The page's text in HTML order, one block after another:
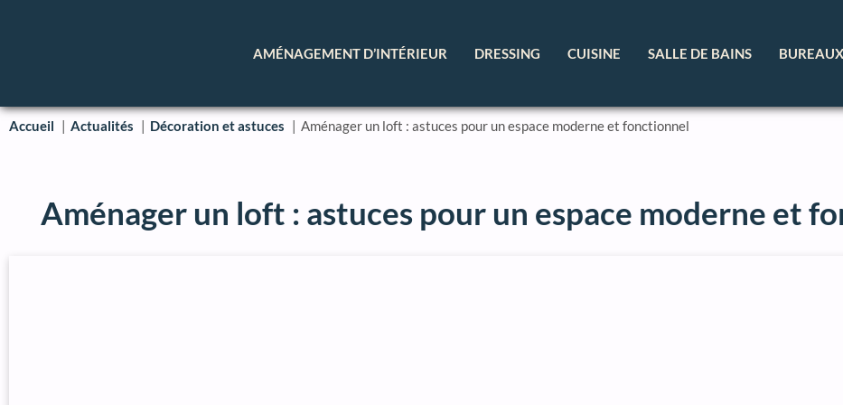
AMÉNAGEMENT D’INTÉRIEUR DRESSING CUISINE SALLE DE BAINS BUREAUX
Accueil Actualités Décoration et astuces Aménager un loft : astuces pour un espace moderne et fonctionnel
Aménager un loft : astuces pour un espace moderne et